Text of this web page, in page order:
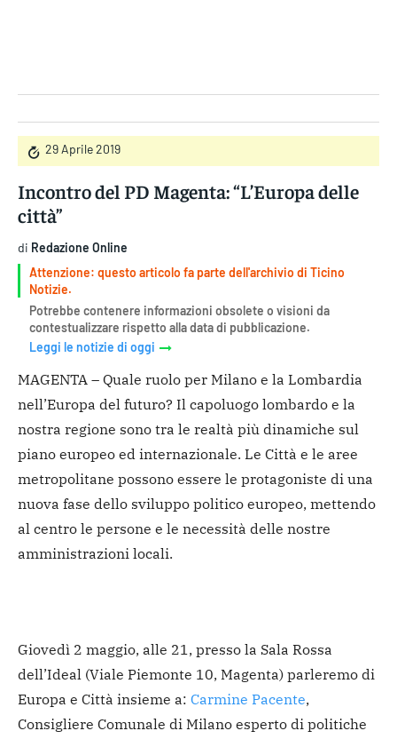
29 Aprile 2019
Incontro del PD Magenta: “L’Europa delle
città”
di Redazione Online
Attenzione: questo articolo fa parte dell'archivio di Ticino
Notizie.
Potrebbe contenere informazioni obsolete o visioni da
contestualizzare rispetto alla data di pubblicazione.
Leggi le notizie di oggi
MAGENTA – Quale ruolo per Milano e la Lombardia
nell’Europa del futuro? Il capoluogo lombardo e la
nostra regione sono tra le realtà più dinamiche sul
piano europeo ed internazionale. Le Città e le aree
metropolitane possono essere le protagoniste di una
nuova fase dello sviluppo politico europeo, mettendo
al centro le persone e le necessità delle nostre
amministrazioni locali.
Giovedì 2 maggio, alle 21, presso la Sala Rossa
dell’Ideal (Viale Piemonte 10, Magenta) parleremo di
Europa e Città insieme a: Carmine Pacente,
Consigliere Comunale di Milano esperto di politiche